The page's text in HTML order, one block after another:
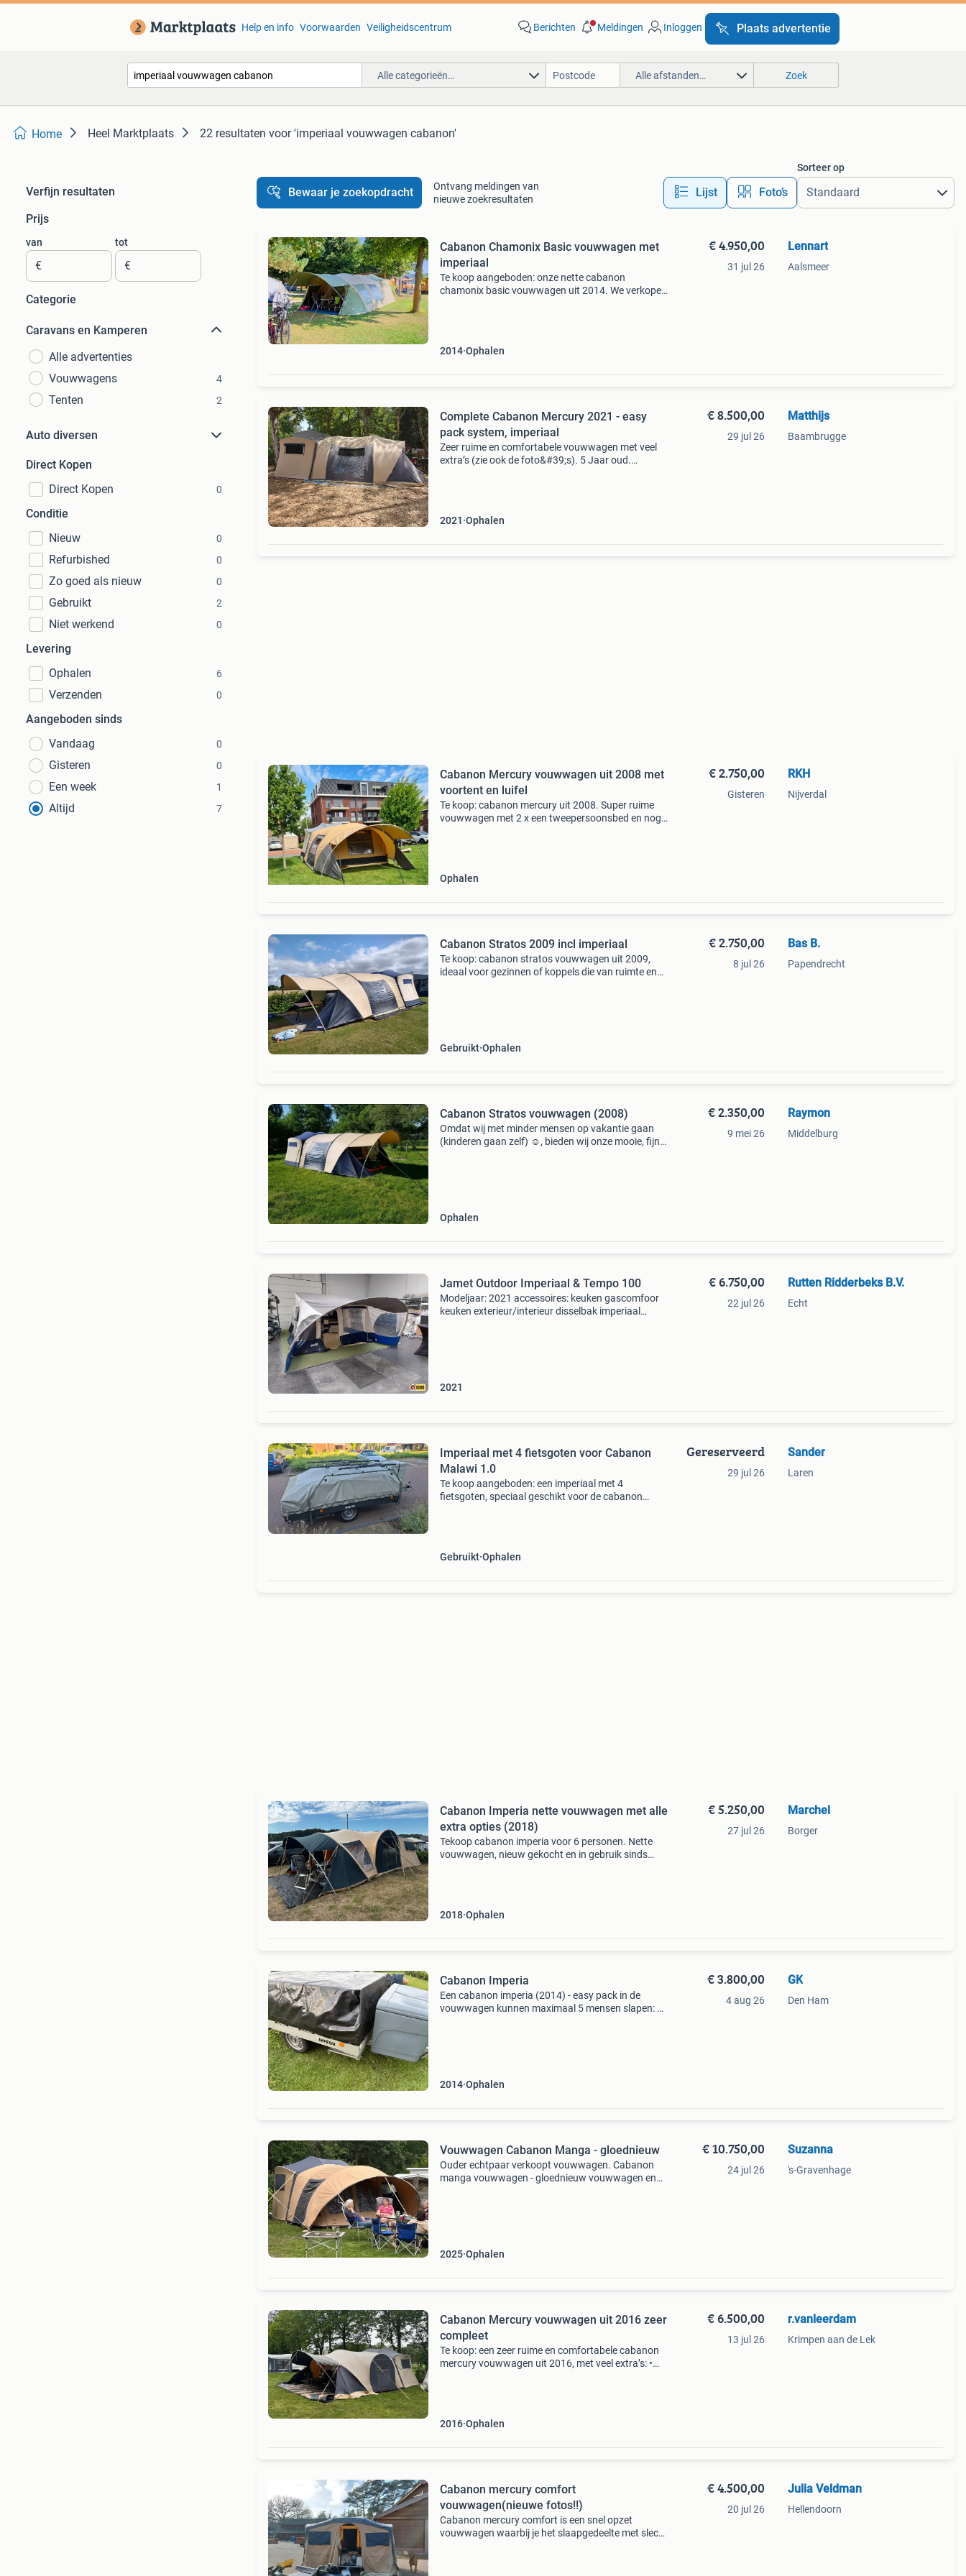
Help en info Voorwaarden Veiligheidscentrum Berichten Meldingen Inloggen Plaats advertentie
Alle categorieën… Alle afstanden… Zoek
Home Heel Marktplaats 22 resultaten voor 'imperiaal vouwwagen cabanon'
Verfijn resultaten
Prijs
van
€
tot
€
Categorie
Caravans en Kamperen
Alle advertenties
Vouwwagens
4
Tenten 2
Auto diversen
Direct Kopen
Direct Kopen
0
Conditie
Nieuw
0
Refurbished 0
Zo goed als nieuw 0
Gebruikt 2
Niet werkend 0
Levering
Ophalen
6
Verzenden 0
Aangeboden sinds
Vandaag
0
Gisteren 0
Een week 1
Altijd 7
Bewaar je zoekopdracht
Ontvang meldingen van
nieuwe zoekresultaten
Lijst Foto’s
Sorteer op
Cabanon Chamonix Basic vouwwagen met
imperiaal
Te koop aangeboden: onze nette cabanon
chamonix basic vouwwagen uit 2014. We verkopen
2014 Ophalen
€ 4.950,00
31 jul 26
Lennart
Aalsmeer
Complete Cabanon Mercury 2021 - easy
pack system, imperiaal
Zeer ruime en comfortabele vouwwagen met veel
extra’s (zie ook de foto&#39;s). 5 Jaar oud.
2021 Ophalen
€ 8.500,00
29 jul 26
Matthijs
Baambrugge
Cabanon Mercury vouwwagen uit 2008 met
voortent en luifel
Te koop: cabanon mercury uit 2008. Super ruime
vouwwagen met 2 x een tweepersoonsbed en nog
Ophalen
€ 2.750,00
Gisteren
RKH
Nijverdal
Cabanon Stratos 2009 incl imperiaal
Te koop: cabanon stratos vouwwagen uit 2009,
ideaal voor gezinnen of koppels die van ruimte en
Gebruikt Ophalen
€ 2.750,00
8 jul 26
Bas B.
Papendrecht
Cabanon Stratos vouwwagen (2008)
Omdat wij met minder mensen op vakantie gaan
(kinderen gaan zelf) ☺️, bieden wij onze mooie, fijne,
Ophalen
€ 2.350,00
9 mei 26
Raymon
Middelburg
Jamet Outdoor Imperiaal & Tempo 100
Modeljaar: 2021 accessoires: keuken gascomfoor
keuken exterieur/interieur disselbak imperiaal
2021
€ 6.750,00
22 jul 26
Rutten Ridderbeks B.V.
Echt
Imperiaal met 4 fietsgoten voor Cabanon
Malawi 1.0
Te koop aangeboden: een imperiaal met 4
fietsgoten, speciaal geschikt voor de cabanon
Gebruikt Ophalen
Gereserveerd
29 jul 26
Sander
Laren
Cabanon Imperia nette vouwwagen met alle
extra opties (2018)
Tekoop cabanon imperia voor 6 personen. Nette
vouwwagen, nieuw gekocht en in gebruik sinds
2018 Ophalen
€ 5.250,00
27 jul 26
Marchel
Borger
Cabanon Imperia
Een cabanon imperia (2014) - easy pack in de
vouwwagen kunnen maximaal 5 mensen slapen: 2x
2014 Ophalen
€ 3.800,00
4 aug 26
GK
Den Ham
Vouwwagen Cabanon Manga - gloednieuw
Ouder echtpaar verkoopt vouwwagen. Cabanon
manga vouwwagen - gloednieuw vouwwagen en
2025 Ophalen
€ 10.750,00
24 jul 26
Suzanna
's-Gravenhage
Cabanon Mercury vouwwagen uit 2016 zeer
compleet
Te koop: een zeer ruime en comfortabele cabanon
mercury vouwwagen uit 2016, met veel extra’s: •
2016 Ophalen
€ 6.500,00
13 jul 26
r.vanleerdam
Krimpen aan de Lek
Cabanon mercury comfort
vouwwagen(nieuwe fotos!!)
Cabanon mercury comfort is een snel opzet
vouwwagen waarbij je het slaapgedeelte met slecht
€ 4.500,00
20 jul 26
Julia Veldman
Hellendoorn